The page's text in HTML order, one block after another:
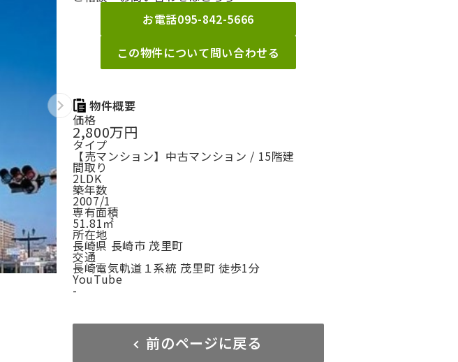
お電話095-842-5666
この物件について問い合わせる
物件概要
価格
2,800万円
タイプ
【売マンション】中古マンション / 15階建
間取り
2LDK
築年数
2007/1
専有面積
51.81㎡
所在地
長崎県 長崎市 茂里町
交通
長崎電気軌道１系統 茂里町 徒歩1分
YouTube
-
前のページに戻る